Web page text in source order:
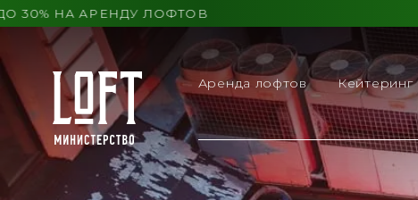
КОНЦА ЛЕТА ВЫГОДА ДО 30% НА АРЕНДУ ЛОФТОВ
Аренда лофтов Кейтеринг